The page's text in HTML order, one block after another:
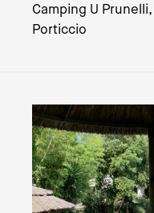
Camping U
Porticcio